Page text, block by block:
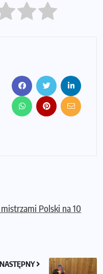
Polski na 10
NASTĘPNY